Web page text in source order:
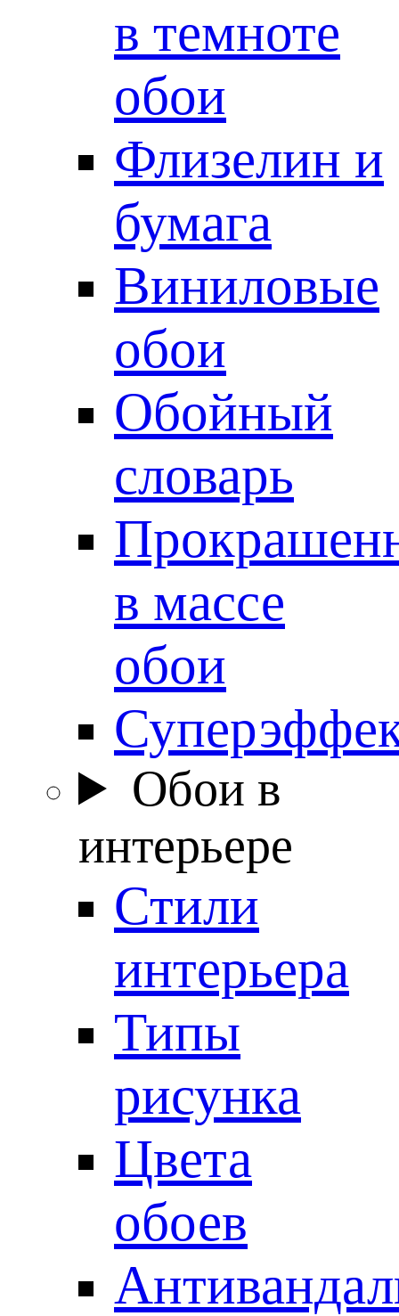
в темноте
обои
Флизелин и
бумага
Виниловые
обои
Обойный
словарь
в массе
обои
Обои в
интерьере
Стили
интерьера
Типы
рисунка
Цвета
обоев